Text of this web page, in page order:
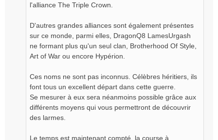
l'alliance The Triple Crown.
D'autres grandes alliances sont également présentes
sur ce monde, parmi elles, DragonQ8 LamesUrgash
ne formant plus qu'un seul clan, Brotherhood Of Style,
Art of War ou encore Hypérion.
Ces noms ne sont pas inconnus. Célèbres héritiers, ils
font tous un excellent départ dans cette guerre.
Se mesurer à eux sera néanmoins possible grâce aux
différents moyens qui vous permettront de découvrir
des larmes.
Le temps est maintenant compté, la course à